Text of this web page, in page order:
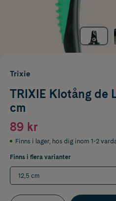
Trixie
TRIXIE Klotång de
cm
89 kr
Finns i lager, hos dig inom 1-2
Finns i flera varianter
12,5 cm